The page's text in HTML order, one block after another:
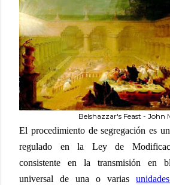
Belshazzar's Feast - John
El procedimiento de segregación es
regulado en la Ley de
consistente en la transmisión en
universal de una o varias